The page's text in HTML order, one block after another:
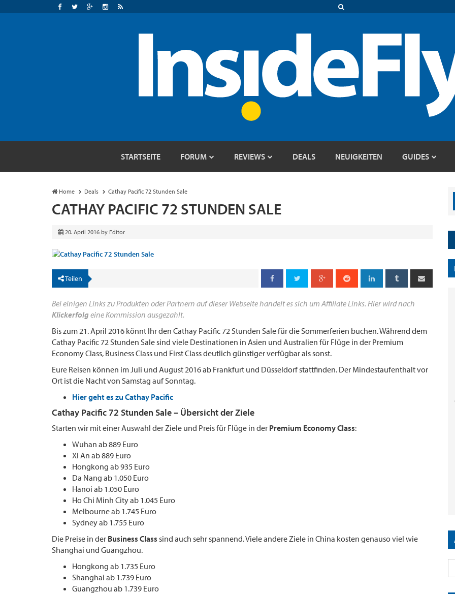
STARTSEITE FORUM REVIEWS DEALS NEUIGKEITEN GUIDES
Home Deals Cathay Pacific 72 Stunden Sale
CATHAY PACIFIC 72 STUNDEN SALE
20. April 2016 by Editor
Teilen
Bei einigen Links zu Produkten oder Partnern auf dieser Webseite handelt es sich um Affiliate Links. Hier wird nach
Klickerfolg eine Kommission ausgezahlt.
Bis zum 21. April 2016 könnt Ihr den Cathay Pacific 72 Stunden Sale für die Sommerferien buchen. Während dem
Cathay Pacific 72 Stunden Sale sind viele Destinationen in Asien und Australien für Flüge in der Premium
Economy Class, Business Class und First Class deutlich günstiger verfügbar als sonst.
Eure Reisen können im Juli und August 2016 ab Frankfurt und Düsseldorf stattfinden. Der Mindestaufenthalt vor
Ort ist die Nacht von Samstag auf Sonntag.
Hier geht es zu Cathay Pacific
Cathay Pacific 72 Stunden Sale – Übersicht der Ziele
Starten wir mit einer Auswahl der Ziele und Preis für Flüge in der Premium Economy Class:
Wuhan ab 889 Euro
Xi An ab 889 Euro
Hongkong ab 935 Euro
Da Nang ab 1.050 Euro
Hanoi ab 1.050 Euro
Ho Chi Minh City ab 1.045 Euro
Melbourne ab 1.745 Euro
Sydney ab 1.755 Euro
Die Preise in der Business Class sind auch sehr spannend. Viele andere Ziele in China kosten genauso viel wie
Shanghai und Guangzhou.
Hongkong ab 1.735 Euro
Shanghai ab 1.739 Euro
Guangzhou ab 1.739 Euro